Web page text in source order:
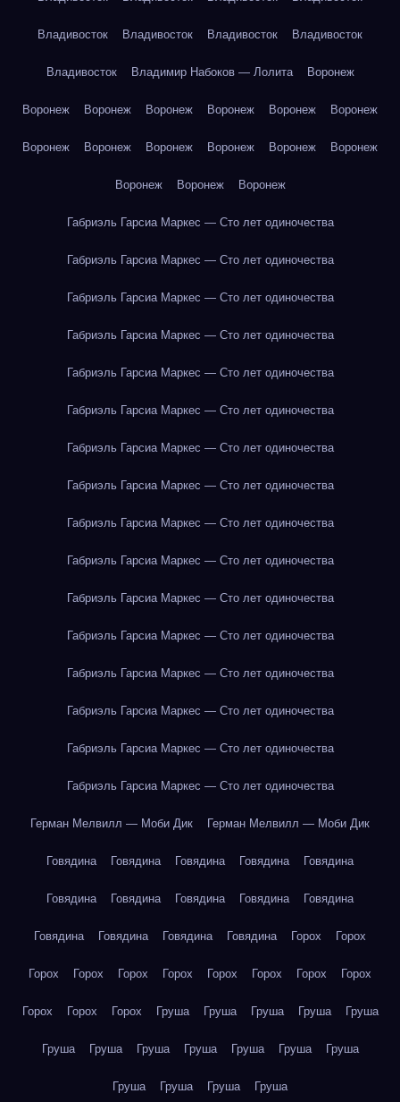
Владивосток Владивосток Владивосток Владивосток
Владивосток Владимир Набоков — Лолита Воронеж
Воронеж Воронеж Воронеж Воронеж Воронеж Воронеж
Воронеж Воронеж Воронеж Воронеж Воронеж Воронеж
Воронеж Воронеж Воронеж
Габриэль Гарсиа Маркес — Сто лет одиночества
Габриэль Гарсиа Маркес — Сто лет одиночества
Габриэль Гарсиа Маркес — Сто лет одиночества
Габриэль Гарсиа Маркес — Сто лет одиночества
Габриэль Гарсиа Маркес — Сто лет одиночества
Габриэль Гарсиа Маркес — Сто лет одиночества
Габриэль Гарсиа Маркес — Сто лет одиночества
Габриэль Гарсиа Маркес — Сто лет одиночества
Габриэль Гарсиа Маркес — Сто лет одиночества
Габриэль Гарсиа Маркес — Сто лет одиночества
Габриэль Гарсиа Маркес — Сто лет одиночества
Габриэль Гарсиа Маркес — Сто лет одиночества
Габриэль Гарсиа Маркес — Сто лет одиночества
Габриэль Гарсиа Маркес — Сто лет одиночества
Габриэль Гарсиа Маркес — Сто лет одиночества
Габриэль Гарсиа Маркес — Сто лет одиночества
Герман Мелвилл — Моби Дик Герман Мелвилл — Моби Дик
Говядина Говядина Говядина Говядина Говядина
Говядина Говядина Говядина Говядина Говядина
Говядина Говядина Говядина Говядина Горох Горох
Горох Горох Горох Горох Горох Горох Горох Горох
Горох Горох Горох Груша Груша Груша Груша Груша
Груша Груша Груша Груша Груша Груша Груша
Груша Груша Груша Груша